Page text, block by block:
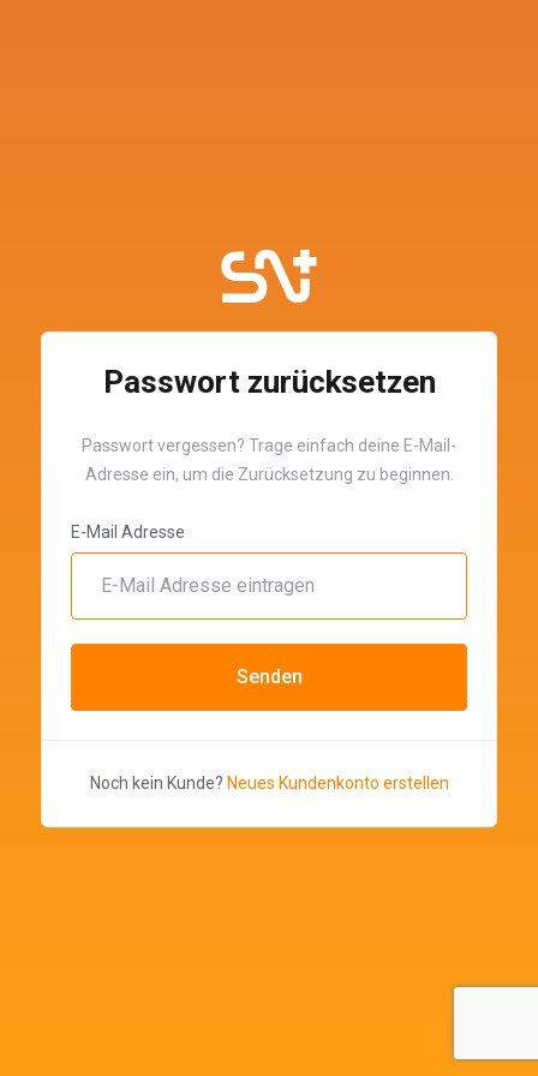
Passwort zurücksetzen
Passwort vergessen? Trage einfach deine E-Mail-
Adresse ein, um die Zurücksetzung zu beginnen.
E-Mail Adresse
Senden
Noch kein Kunde? Neues Kundenkonto erstellen